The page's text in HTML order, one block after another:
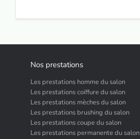
Nos prestations
Les prestations homme du salon
Les prestations coiffure du salon
Les prestations mèches du salon
Les prestations brushing du salon
Les prestations coupe du salon
Les prestations permanente du salon